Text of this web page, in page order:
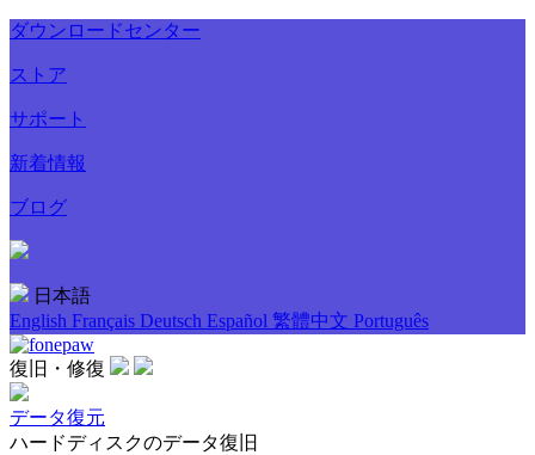
ダウンロードセンター
ストア
サポート
新着情報
ブログ
日本語
English Français Deutsch Español 繁體中文 Português
復旧・修復
データ復元
ハードディスクのデータ復旧